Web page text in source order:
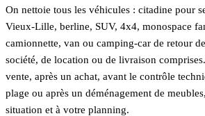
On nettoie tous les véhicules : citadine pour
Vieux-Lille, berline, SUV, 4x4, monospace
camionnette, van ou camping-car de retour
société, de location ou de livraison
vente, après un achat, avant le contrôle
plage ou après un déménagement de
situation et à votre planning.